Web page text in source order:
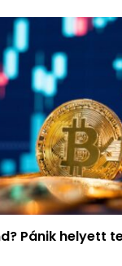
Pánik helyett